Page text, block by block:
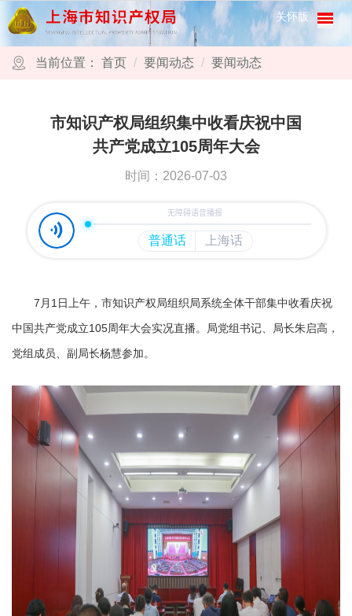
跳转到网站导航区 跳转到主要内容区域 关怀版
当前位置： 首页 要闻动态 要闻动态
市知识产权局组织集中收看庆祝中国
共产党成立105周年大会
时间：2026-07-03
7月1日上午，市知识产权局组织局系统全体干部集中收看庆祝
中国共产党成立105周年大会实况直播。局党组书记、局长朱启高，
党组成员、副局长杨慧参加。